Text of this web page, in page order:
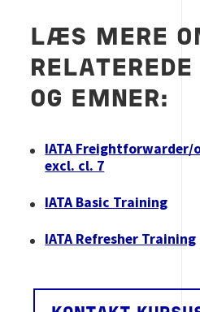
LÆS MERE
RELATEREDE
OG EMNER:
IATA
excl. cl. 7
IATA Basic Training
IATA Refresher Training